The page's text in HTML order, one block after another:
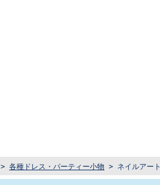
> 各種ドレス・パーティー小物 > ネイルアー